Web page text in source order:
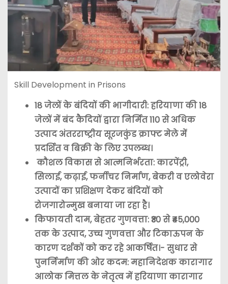
Skill Development in Prisons
18 जेलों के बंदियों की भागीदारी: हरियाणा की 18
जेलों में बंद कैदियों द्वारा निर्मित 110 से अधिक
उत्पाद अंतरराष्ट्रीय सूरजकुंड क्राफ्ट मेले में
प्रदर्शित व बिक्री के लिए उपलब्ध।
कौशल विकास से आत्मनिर्भरता: कारपेंट्री,
सिलाई, कढ़ाई, फर्नीचर निर्माण, बेकरी व एलोवेरा
उत्पादों का प्रशिक्षण देकर बंदियों को
रोजगारोन्मुख बनाया जा रहा है।
किफायती दाम, बेहतर गुणवत्ता: ₹30 से ₹45,000
तक के उत्पाद, उच्च गुणवत्ता और टिकाऊपन के
कारण दर्शकों को कर रहे आकर्षित।- सुधार से
पुनर्निर्माण की ओर कदम: महानिदेशक कारागार
आलोक मित्तल के नेतृत्व में हरियाणा कारागार